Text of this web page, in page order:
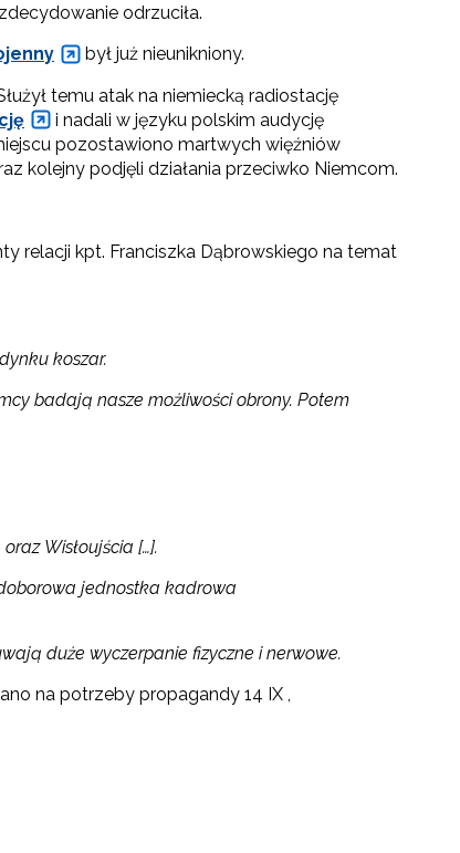
odrzuciła.
był już nieunikniony.
temu atak na niemiecką radiostację
i nadali w języku polskim audycję
pozostawiono martwych więźniów
kolejny podjęli działania przeciwko Niemcom.
relacji kpt. Franciszka Dąbrowskiego na temat
koszar.
badają nasze możliwości obrony. Potem
Wisłoujścia […].
jednostka kadrowa
duże wyczerpanie fizyczne i nerwowe.
na potrzeby propagandy 14 IX ,